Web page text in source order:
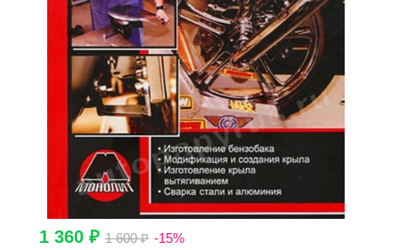
1 360 ₽ 1 600 ₽ -15%